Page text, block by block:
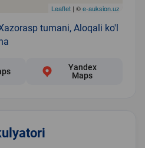
Leaflet| ©e-auksion.uz
tumani, Aloqali ko'l
Yandex
Maps